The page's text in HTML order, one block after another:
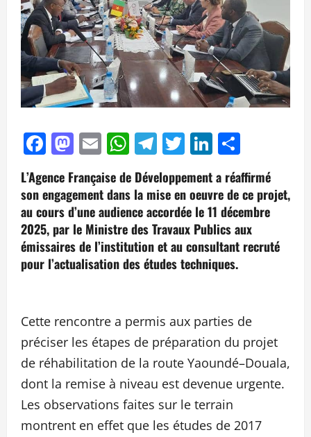
Facebook
Mastodon
EmailWhatsApp
Telegram
TwitterLinkedIn
L’Agence Française de Développement a réaffirmé
son engagement dans la mise en oeuvre de ce projet,
au cours d’une audience accordée le 11 décembre
2025, par le Ministre des Travaux Publics aux
émissaires de l’institution et au consultant recruté
pour l’actualisation des études techniques.
Cette rencontre a permis aux parties de
préciser les étapes de préparation du projet
de réhabilitation de la route Yaoundé–Douala,
dont la remise à niveau est devenue urgente.
Les observations faites sur le terrain
montrent en effet que les études de 2017